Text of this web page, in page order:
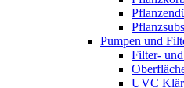
Pumpen und
Filter-
UVC